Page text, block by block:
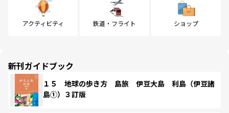
アクティビティ 鉄道・フライト ショップ
新刊ガイドブック
１５ 地球の歩き方 島旅 伊豆大島 利島（伊豆諸
島①）３訂版